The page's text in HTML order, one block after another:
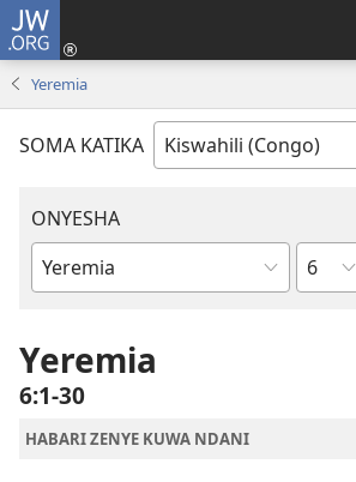
JW.ORG
Yeremia
SOMA KATIKA
ONYESHA
Vitabu
Biblia
Sura
Yeremia
6:1-30
HABARI ZENYE KUWA NDANI